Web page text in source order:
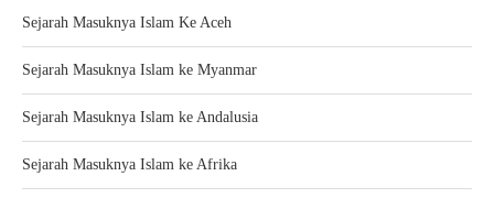
Sejarah Masuknya Islam Ke Aceh
Sejarah Masuknya Islam ke Myanmar
Sejarah Masuknya Islam ke Andalusia
Sejarah Masuknya Islam ke Afrika